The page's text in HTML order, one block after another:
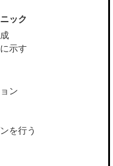
ック
示す
ン
を行う